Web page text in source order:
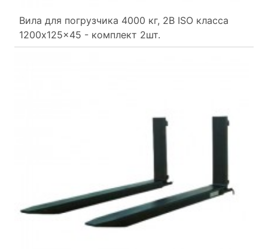
Вила для погрузчика 4000 кг, 2B ISO класса
1200x125x45 - комплект 2шт.